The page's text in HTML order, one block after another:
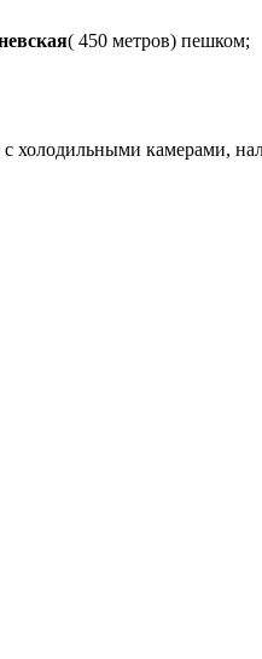
( 450 метров) пешком;
с холодильными камерами,